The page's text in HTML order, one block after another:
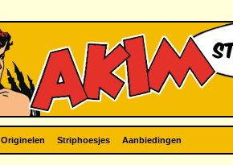
Originelen Striphoesjes Aanbiedingen